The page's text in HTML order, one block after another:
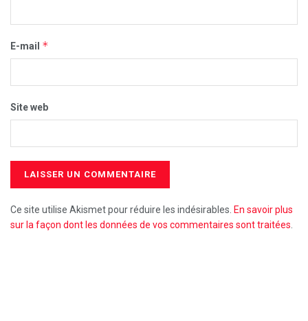
E-mail *
Site web
Ce site utilise Akismet pour réduire les indésirables. En savoir plus
sur la façon dont les données de vos commentaires sont traitées